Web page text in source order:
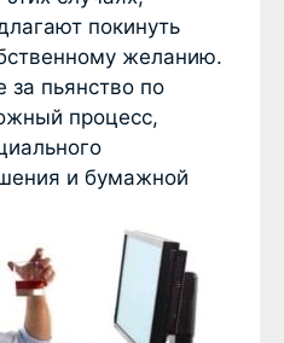
покинуть
желанию.
за пьянство по
процесс,
и бумажной